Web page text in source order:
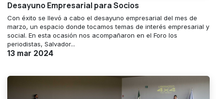
Desayuno Empresarial para Socios
Con éxito se llevó a cabo el desayuno empresarial del mes de
marzo, un espacio donde tocamos temas de interés empresarial y
social. En esta ocasión nos acompañaron en el Foro los
periodistas, Salvador...
13 mar 2024